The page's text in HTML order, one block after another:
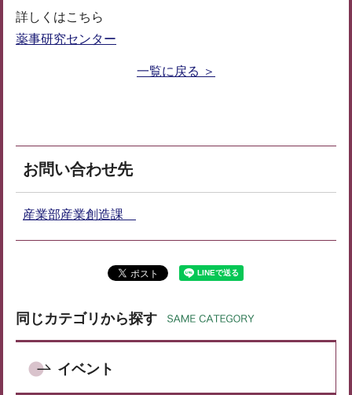
詳しくはこちら
薬事研究センター
一覧に戻る ＞
お問い合わせ先
産業部産業創造課
同じカテゴリから探す
イベント